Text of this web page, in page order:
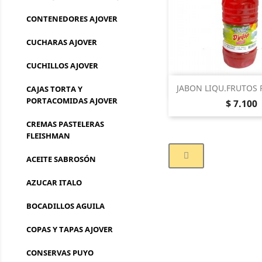
CONTENEDORES AJOVER
CUCHARAS AJOVER
CUCHILLOS AJOVER
CAJAS TORTA Y
PORTACOMIDAS AJOVER
CREMAS PASTELERAS
FLEISHMAN
ACEITE SABROSÓN
AZUCAR ITALO
BOCADILLOS AGUILA
COPAS Y TAPAS AJOVER
CONSERVAS PUYO
JABON LIQU.FRUTOS
Precio
$ 7.100
Vista